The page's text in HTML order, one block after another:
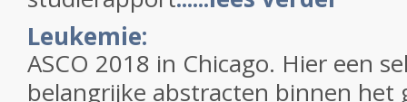
Leukemie:
ASCO 2018 in Chicago. Hier een
belangrijke abstracten binnen het